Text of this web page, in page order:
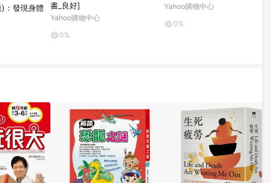
：發現身體
書_良好]
Yahoo購物中心
0%
Yahoo購物中心
0%